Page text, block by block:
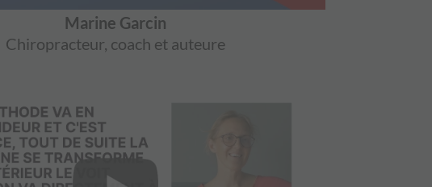
Marine Garcin
Chiropracteur, coach et auteure